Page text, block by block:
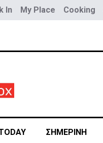
In My Place Cooking
ΣΗΜΕΡΙΝΗ